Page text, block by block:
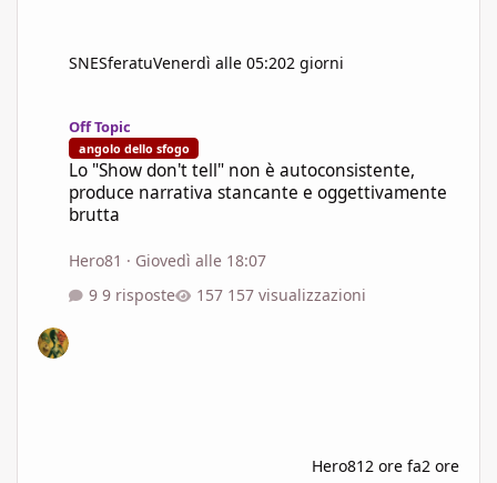
SNESferatuVenerdì alle 05:202 giorni
Off Topic
angolo dello sfogo
Lo "Show don't tell" non è autoconsistente,
produce narrativa stancante e oggettivamente
brutta
Hero81 · Giovedì alle 18:07
9 risposte
157 visualizzazioni
Hero812 ore fa2 ore